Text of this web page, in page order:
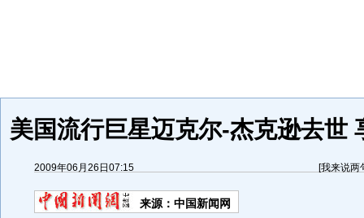
美国流行巨星迈克尔-杰克逊去世
2009年06月26日07:15 [我来说两
来源： 中国新闻网